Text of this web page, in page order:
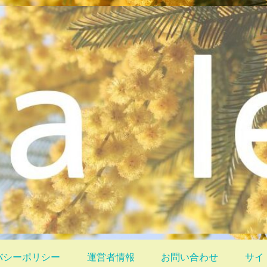
シーポリシー 運営者情報 お問い合わせ サイ